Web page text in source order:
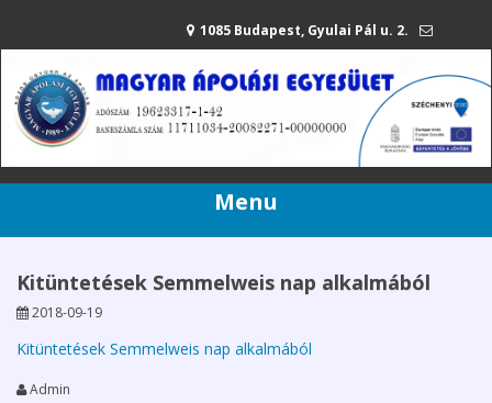
1085 Budapest, Gyulai Pál u. 2.
mae@apolasiegyesulet.hu 20/216-42-80
Menu
Kitüntetések Semmelweis nap alkalmából
2018-09-19
Kitüntetések Semmelweis nap alkalmából
Admin